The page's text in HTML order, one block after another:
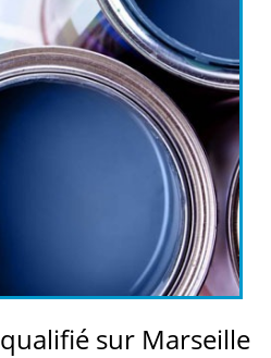
sur Marseille